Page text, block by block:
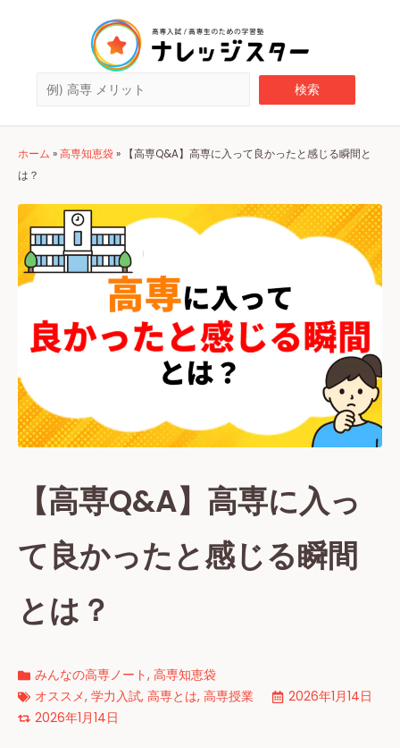
ホーム »高専知恵袋»
【高専Q&A】高専に入って良かったと感じる瞬間と
は？
【高専Q&A】高専に入っ
て良かったと感じる瞬間
とは？
みんなの高専ノート, 高専知恵袋
オススメ, 学力入試, 高専とは, 高専授業
2026年1月14日
2026年1月14日